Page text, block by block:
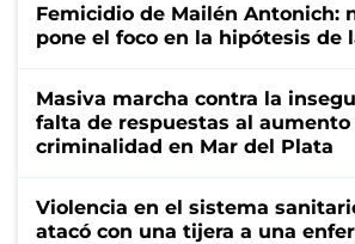
Femicidio de Mailén Antonich:
pone el foco en la hipótesis de
Masiva marcha contra la
falta de respuestas al aumento
criminalidad en Mar del Plata
Violencia en el sistema
atacó con una tijera a una